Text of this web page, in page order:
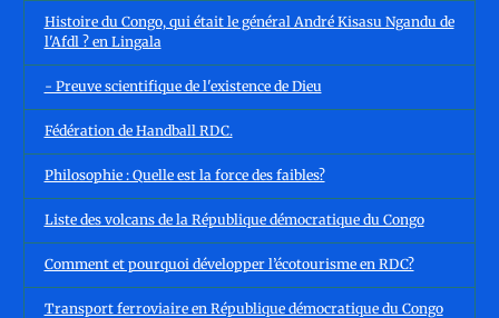
Histoire du Congo, qui était le général André Kisasu Ngandu de
l'Afdl ? en Lingala
- Preuve scientifique de l'existence de Dieu
Fédération de Handball RDC.
Philosophie : Quelle est la force des faibles?
Liste des volcans de la République démocratique du Congo
Comment et pourquoi développer l’écotourisme en RDC?
Transport ferroviaire en République démocratique du Congo